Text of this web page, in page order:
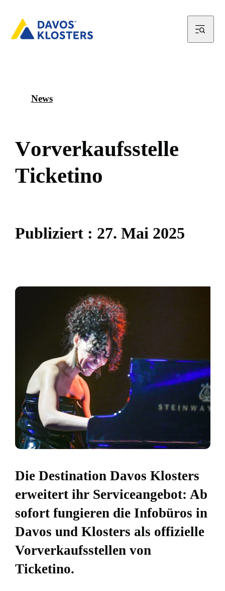
News
Vorverkaufsstelle
Ticketino
Publiziert : 27. Mai 2025
Die Destination Davos Klosters
erweitert ihr Serviceangebot: Ab
sofort fungieren die Infobüros in
Davos und Klosters als offizielle
Vorverkaufsstellen von
Ticketino.